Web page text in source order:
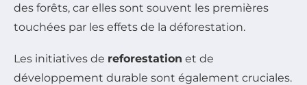
des forêts, car elles sont souvent les premières
touchées par les effets de la déforestation.
Les initiatives de reforestation et de
développement durable sont également cruciales.